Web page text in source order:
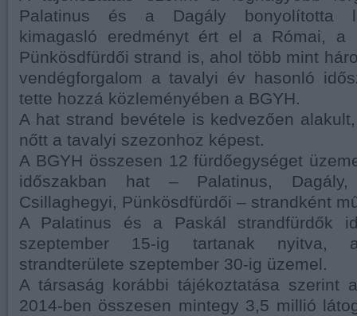
Palatinus és a Dagály bonyolította
kimagasló eredményt ért el a Római, a
Pünkösdfürdői strand is, ahol több mint
vendégforgalom a tavalyi év hasonló
tette hozzá közleményében a BGYH.
A hat strand bevétele is kedvezően
nőtt a tavalyi szezonhoz képest.
A BGYH összesen 12 fürdőegységet
időszakban hat – Palatinus,
Csillaghegyi, Pünkösdfürdői – strandként
A Palatinus és a Paskál strandfürdők
szeptember 15-ig tartanak nyitva,
strandterülete szeptember 30-ig üzemel.
A társaság korábbi tájékoztatása szerint
2014-ben összesen mintegy 3,5 millió